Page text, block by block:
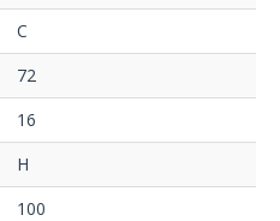
C
72
16
H
100